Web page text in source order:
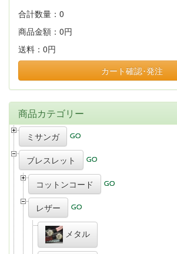
合計数量： 0
商品金額： 0円
送料： 0円
カート確認･発注
商品カテゴリー
ミサンガ
ブレスレット
コットンコード
レザー
メタル